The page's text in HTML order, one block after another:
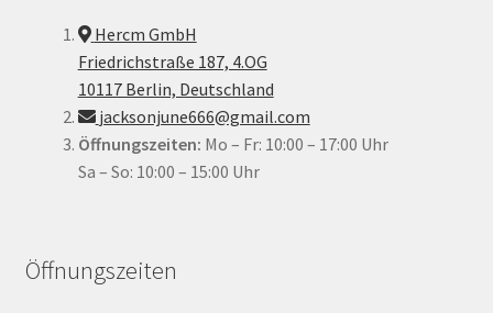
Hercm GmbH
Friedrichstraße 187, 4.OG
10117 Berlin, Deutschland
jacksonjune666@gmail.com
Öffnungszeiten: Mo – Fr: 10:00 – 17:00 Uhr
Sa – So: 10:00 – 15:00 Uhr
Öffnungszeiten